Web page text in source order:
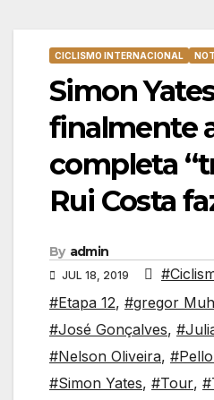
CICLISMO INTERNACIONAL
Simon
finalmente
completa
Rui Costa
By admin
JUL 18, 2019
#Etapa 12, #gregor
#José Gonçalves,
#Nelson Oliveira,
#Simon Yates, #Tour,